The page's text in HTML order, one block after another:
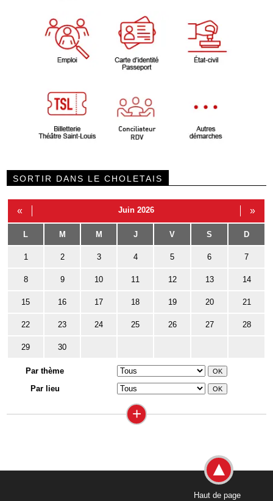
SORTIR DANS LE CHOLETAIS
« Juin 2026 »
L M M J V S D
1 2 3 4 5 6 7
8 9 10 11 12 13 14
15 16 17 18 19 20 21
22 23 24 25 26 27 28
29 30
Par thème
Par lieu
+
Haut de page